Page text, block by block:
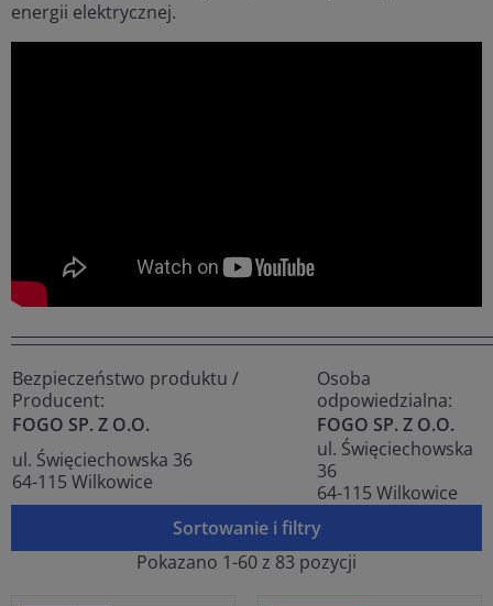
energii elektrycznej.
Bezpieczeństwo produktu /
Producent:
Osoba
odpowiedzialna:
FOGO SP. Z O.O.
FOGO SP. Z O.O.
ul. Święciechowska 36
64-115 Wilkowice
ul. Święciechowska
36
64-115 Wilkowice
Sortowanie i filtry
Pokazano 1-60 z 83 pozycji